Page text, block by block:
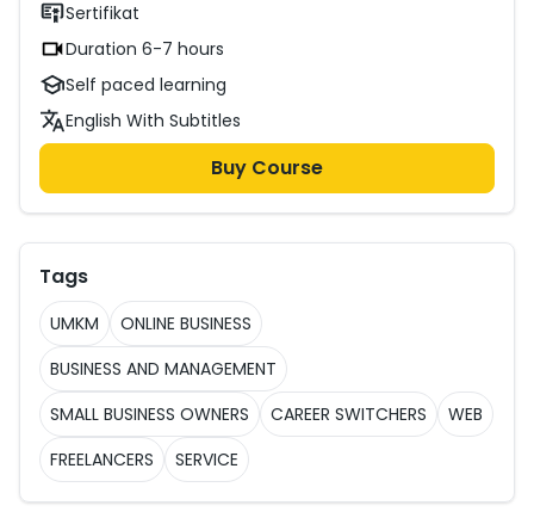
Sertifikat
Duration 6-7 hours
Self paced learning
English With Subtitles
Buy Course
Tags
UMKM
ONLINE BUSINESS
BUSINESS AND MANAGEMENT
SMALL BUSINESS OWNERS
CAREER SWITCHERS
WEB
FREELANCERS
SERVICE